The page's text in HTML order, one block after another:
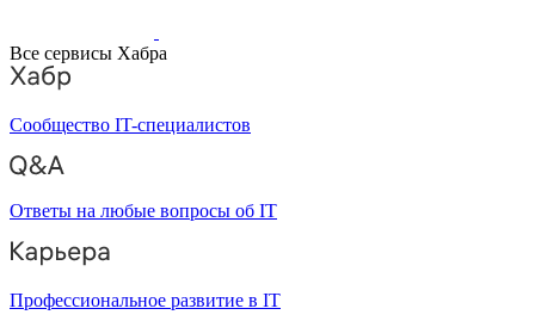
Все сервисы Хабра
Сообщество IT-специалистов
Ответы на любые вопросы об IT
Профессиональное развитие в IT